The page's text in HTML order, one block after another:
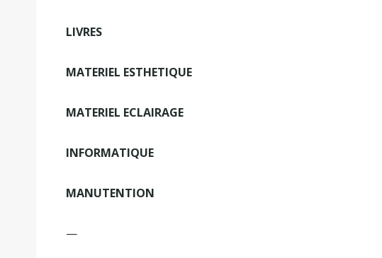
LIVRES
MATERIEL ESTHETIQUE
MATERIEL ECLAIRAGE
INFORMATIQUE
MANUTENTION
—